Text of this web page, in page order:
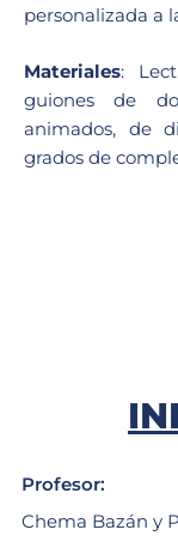
personalizada a
Materiales:
guiones de
animados, de
grados de
Profesor:
Chema Bazán y